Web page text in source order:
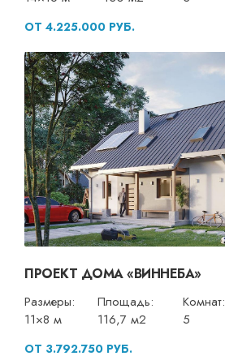
ОТ 4.225.000 РУБ.
ПРОЕКТ ДОМА «ВИННЕБА»
Размеры:
11×8 м
Площадь:
116,7 м2
Комнат:
5
ОТ 3.792.750 РУБ.